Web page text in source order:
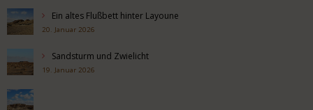
Ein altes Flußbett hinter Layoune
20. Januar 2026
Sandsturm und Zwielicht
19. Januar 2026